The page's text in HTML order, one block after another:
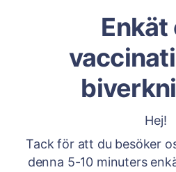
Enkät
Hej!
Tack för att du besöker
denna 5-10 minuters